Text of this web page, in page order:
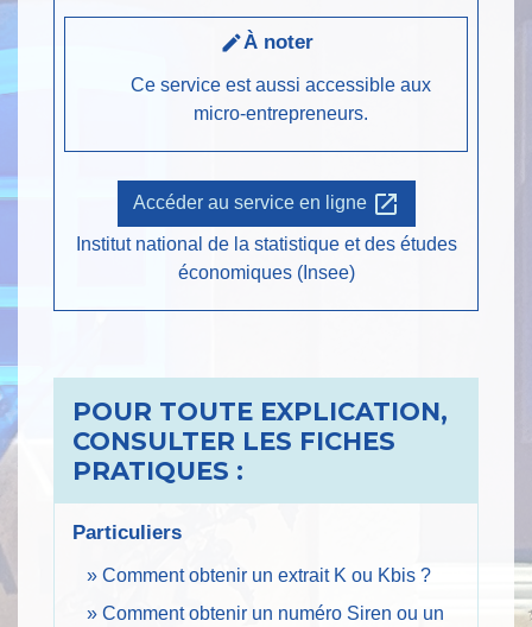
editÀ noter
Ce service est aussi accessible aux
micro-entrepreneurs.
Accéder au service en ligne open_in_new
Institut national de la statistique et des études
économiques (Insee)
POUR TOUTE EXPLICATION,
CONSULTER LES FICHES
PRATIQUES :
Particuliers
Comment obtenir un extrait K ou Kbis ?
Comment obtenir un numéro Siren ou un